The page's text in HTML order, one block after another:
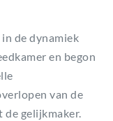
de dynamiek
en begon
van de
gelijkmaker.